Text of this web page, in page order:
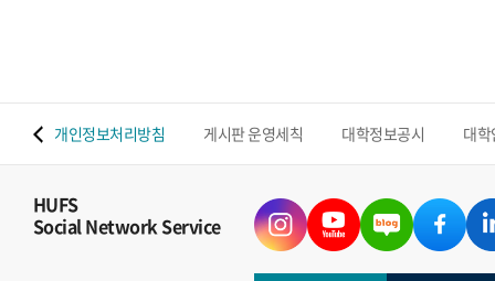
개인정보처리방침 게시판 운영세칙 대학정보공시 대
HUFS
Social Network Service